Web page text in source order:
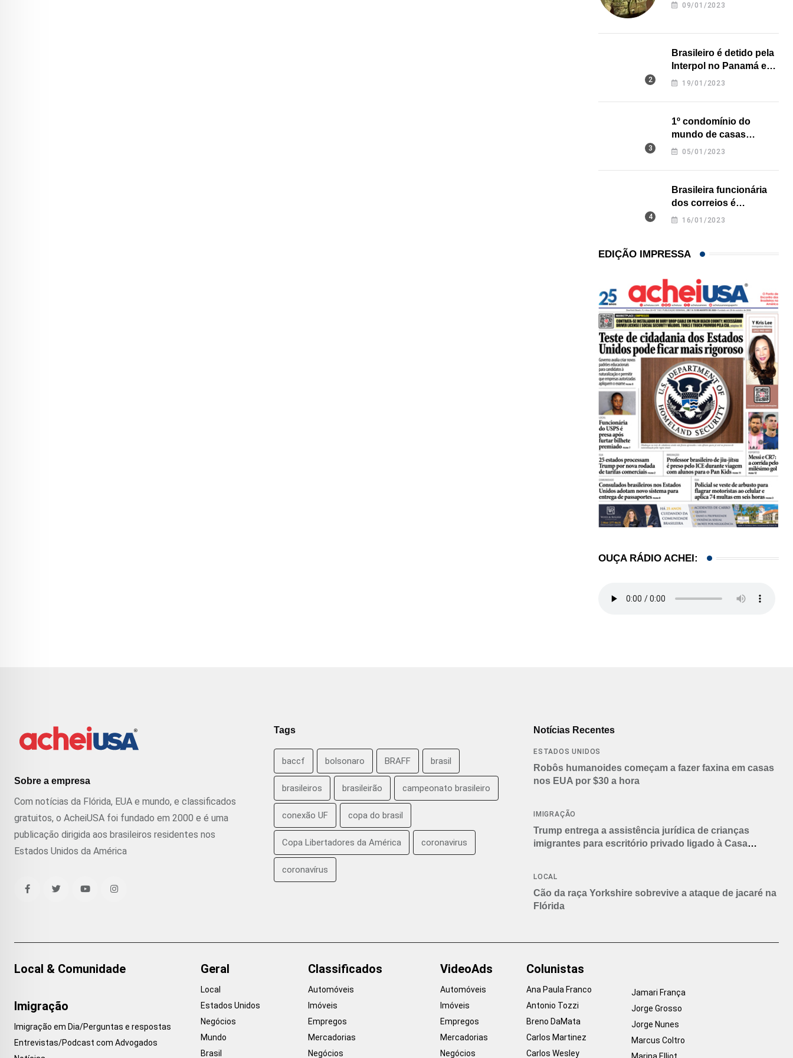
09/01/2023
Brasileiro é detido pela
Interpol no Panamá e
pode pegar prisão
19/01/2023
1º condomínio do
mundo de casas
impressas em 3D é
05/01/2023
Brasileira funcionária
dos correios é
assassinada a facadas
16/01/2023
EDIÇÃO IMPRESSA
OUÇA RÁDIO ACHEI:
Sobre a empresa
Com notícias da Flórida, EUA e mundo, e classificados
gratuitos, o AcheiUSA foi fundado em 2000 e é uma
publicação dirigida aos brasileiros residentes nos
Estados Unidos da América
Tags
baccf bolsonaro BRAFF brasil
brasileiros brasileirão campeonato brasileiro
conexão UF copa do brasil
Copa Libertadores da América coronavirus
coronavírus
Notícias Recentes
ESTADOS UNIDOS
Robôs humanoides começam a fazer faxina em casas
nos EUA por $30 a hora
IMIGRAÇÃO
Trump entrega a assistência jurídica de crianças
imigrantes para escritório privado ligado à Casa
LOCAL
Cão da raça Yorkshire sobrevive a ataque de jacaré na
Flórida
Local & Comunidade
Imigração
Imigração em Dia/Perguntas e respostas
Entrevistas/Podcast com Advogados
Geral
Local
Estados Unidos
Negócios
Mundo
Brasil
Classificados
Automóveis
Imóveis
Empregos
Mercadorias
Negócios
VideoAds
Automóveis
Imóveis
Empregos
Mercadorias
Negócios
Colunistas
Ana Paula Franco
Antonio Tozzi
Breno DaMata
Carlos Martinez
Carlos Wesley
Jamari França
Jorge Grosso
Jorge Nunes
Marcus Coltro